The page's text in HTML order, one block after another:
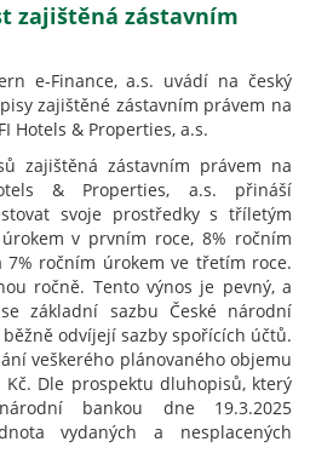
zajištěná zástavním
e-Finance, a.s. uvádí na český
zajištěné zástavním právem na
Hotels & Properties, a.s.
zajištěná zástavním právem na
& Properties, a.s. přináší
svoje prostředky s tříletým
v prvním roce, 8% ročním
ročním úrokem ve třetím roce.
ročně. Tento výnos je pevný, a
základní sazbu České národní
odvíjejí sazby spořících účtů.
veškerého plánovaného objemu
Dle prospektu dluhopisů, který
bankou dne 19.3.2025
vydaných a nesplacených